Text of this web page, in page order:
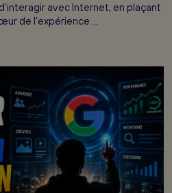
avec Internet, en plaçant
de l'expérience ...